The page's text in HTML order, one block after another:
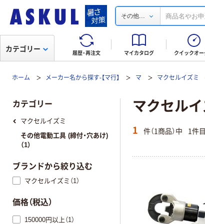
その他...
履歴・再注文 マイカタログ クイックオー
カテゴリー
ホーム メーカー名から探す-【マ行】 マ マクセルイズミ
マクセル
1 件（1商品）中 1件
カテゴリー
マクセルイズミ
その他電動工具 (締付・穴あけ)
（1）
ブランドから絞り込む
マクセルイズミ（1）
価格（税込）
150000円以上（1）